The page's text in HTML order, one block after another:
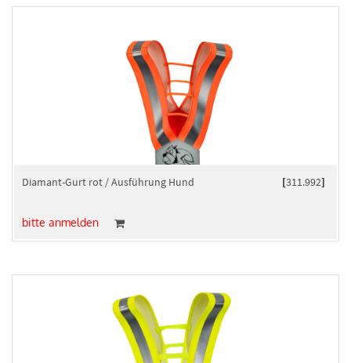
[311.992]
Diamant-Gurt rot / Ausführung Hund
bitte anmelden